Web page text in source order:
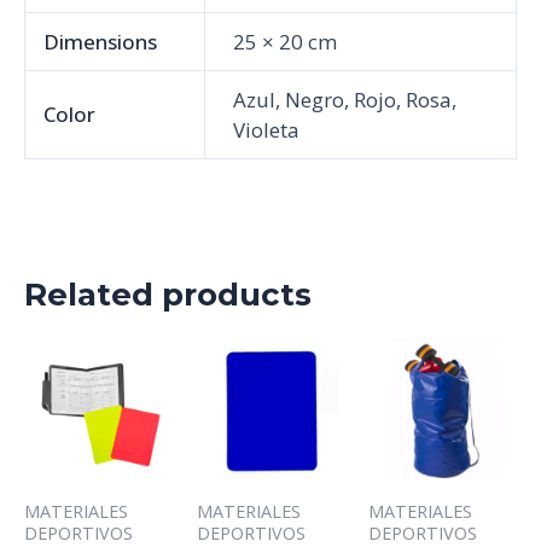
Dimensions 25 × 20 cm
Color
Azul, Negro, Rojo, Rosa,
Violeta
Related products
MATERIALES
DEPORTIVOS
MATERIALES
DEPORTIVOS
MATERIALES
DEPORTIVOS